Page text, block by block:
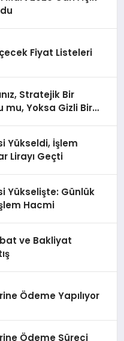
Fiyat Listeleri
Stratejik Bir
mu, Yoksa Gizli Bir
Yükseldi, İşlem
Lirayı Geçti
Yükselişte: Günlük
Hacmi
ve Bakliyat
Ödeme Yapılıyor
Ödeme Süreci